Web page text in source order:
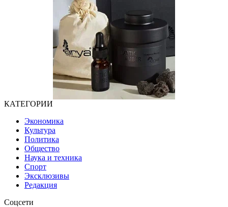
КАТЕГОРИИ
Экономика
Культура
Политика
Общество
Наука и техника
Спорт
Эксклюзивы
Редакция
Соцсети